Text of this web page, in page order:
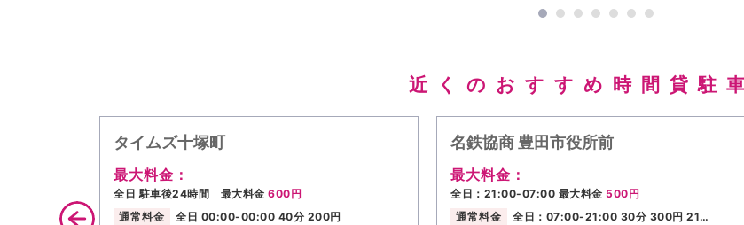
近くのおすすめ時間貸駐
タイムズ十塚町
最大料金：
全日 駐車後24時間 最大料金 600円
通常料金
全日 00:00-00:00 40分 200円
名鉄協商 豊田市役所前
最大料金：
全日：21:00-07:00 最大料金 500円
通常料金
全日：07:00-21:00 30分 300円 21…